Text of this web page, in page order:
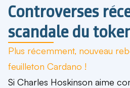
Controverses
scandale du
Plus récemment, nouveau
feuilleton Cardano !
Si Charles Hoskinson aime